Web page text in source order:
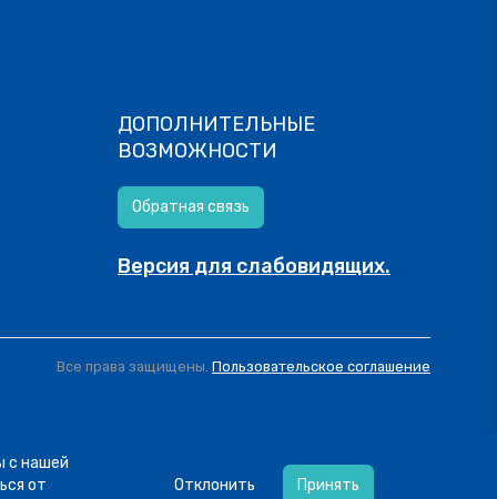
ДОПОЛНИТЕЛЬНЫЕ
ВОЗМОЖНОСТИ
Обратная связь
Версия для слабовидящих.
Все права защищены. Пользовательское соглашение
в интересах каждого»! 4 урока по
с нашей
от
Отклонить Принять